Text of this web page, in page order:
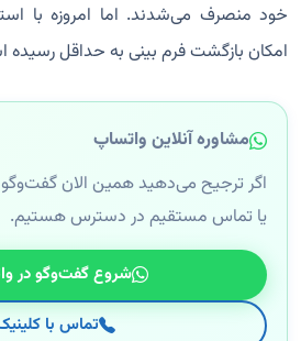
خود منصرف می‌شدند. اما امروزه با
امکان بازگشت فرم بینی به حداقل
مشاوره آنلاین واتساپ
اگر ترجیح می‌دهید همین الان گفت‌وگو
یا تماس مستقیم در دسترس هستیم.
شروع گفت‌وگو در
تماس با